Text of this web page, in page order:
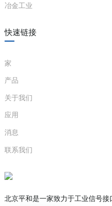
冶金工业
快速链接
家
产品
关于我们
应用
消息
联系我们
北京平和是一家致力于工业信号接